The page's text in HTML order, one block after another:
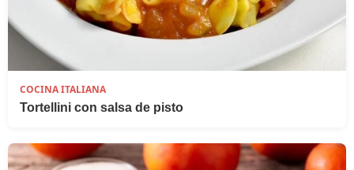
COCINA ITALIANA
Tortellini con salsa de pisto